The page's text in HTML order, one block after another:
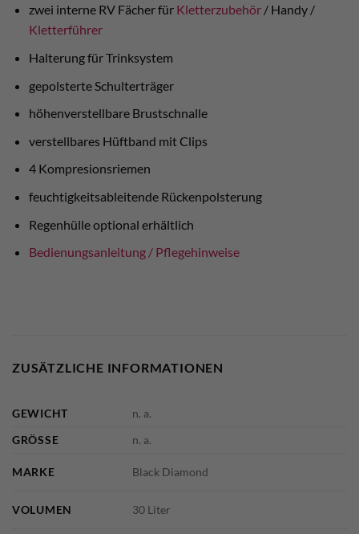
zwei interne RV Fächer für Kletterzubehör/ Handy /
Kletterführer
Halterung für Trinksystem
gepolsterte Schulterträger
höhenverstellbare Brustschnalle
verstellbares Hüftband mit Clips
4 Kompresionsriemen
feuchtigkeitsableitende Rückenpolsterung
Regenhülle optional erhältlich
Bedienungsanleitung / Pflegehinweise
ZUSÄTZLICHE INFORMATIONEN
GEWICHT
n. a.
GRÖSSE
n. a.
MARKE Black Diamond
VOLUMEN 30 Liter